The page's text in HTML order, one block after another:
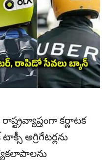
కర్ణాటక
అగ్రిగేటర్లను